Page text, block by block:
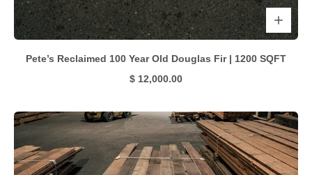
Pete’s Reclaimed 100 Year Old Douglas Fir | 1200 SQFT
$ 12,000.00